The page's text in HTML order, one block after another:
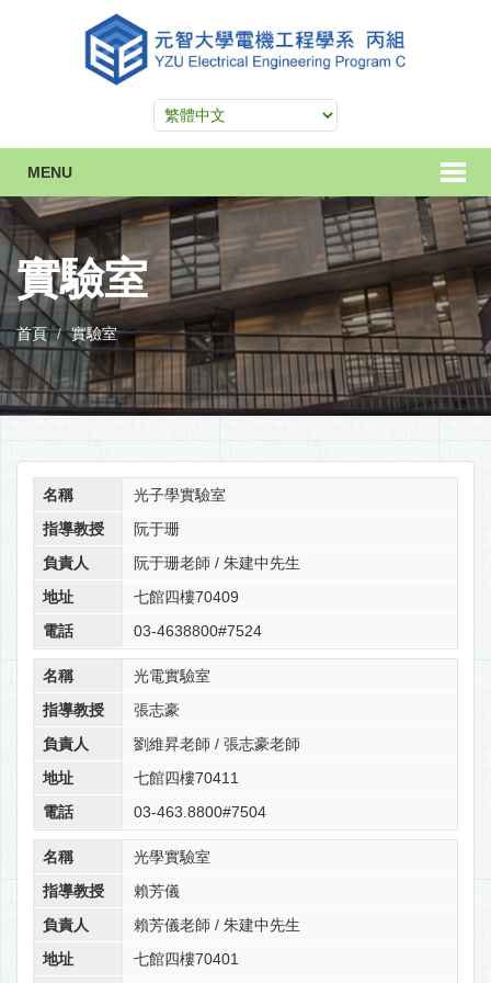
MENU
實驗室
首頁 實驗室
名稱
光子學實驗室
指導教授
阮于珊
負責人
阮于珊老師 / 朱建中先生
地址
七館四樓70409
電話
03-4638800#7524
名稱
光電實驗室
指導教授
張志豪
負責人
劉維昇老師 / 張志豪老師
地址
七館四樓70411
電話
03-463.8800#7504
名稱
光學實驗室
指導教授
賴芳儀
負責人
賴芳儀老師 / 朱建中先生
地址
七館四樓70401